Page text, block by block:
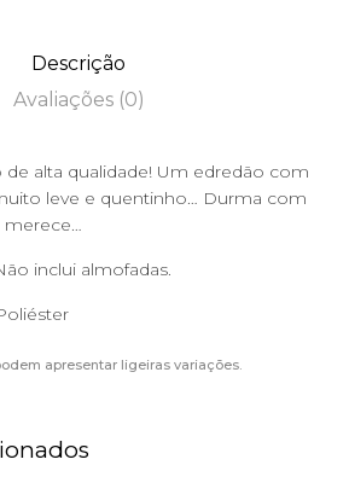
Descrição
Avaliações (0)
alta qualidade! Um edredão com
leve e quentinho… Durma com
inclui almofadas.
apresentar ligeiras variações.